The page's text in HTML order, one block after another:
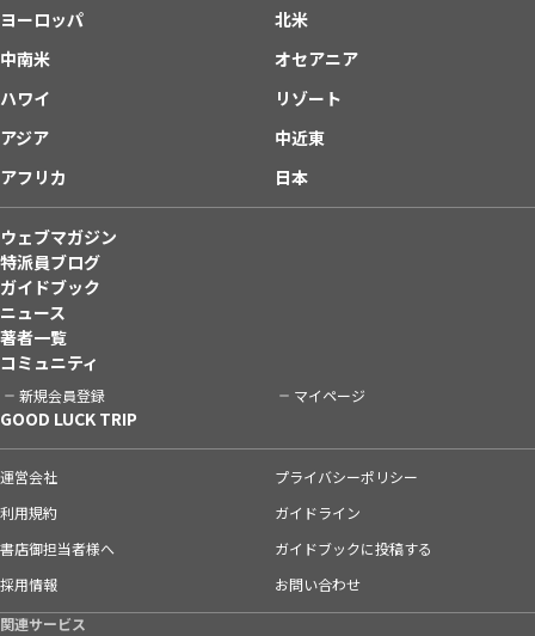
ヨーロッパ
北米
中南米
オセアニア
ハワイ
リゾート
アジア
中近東
アフリカ
日本
ウェブマガジン
特派員ブログ
ガイドブック
ニュース
著者一覧
コミュニティ
新規会員登録 マイページ
GOOD LUCK TRIP
運営会社
プライバシーポリシー
利用規約
ガイドライン
書店御担当者様へ
ガイドブックに投稿する
採用情報
お問い合わせ
関連サービス